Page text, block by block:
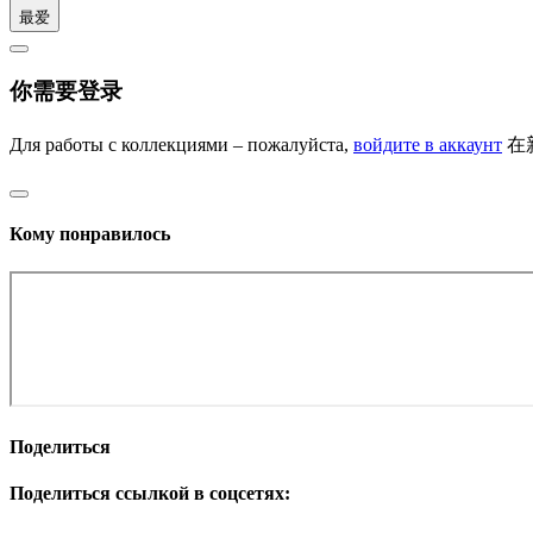
最爱
你需要登录
Для работы с коллекциями – пожалуйста, войдите в аккаунт 在
Кому понравилось
Поделиться
Поделиться ссылкой в соцсетях: